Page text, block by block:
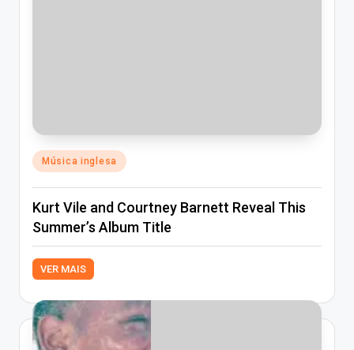
Posted
in
Música inglesa
Kurt Vile and Courtney Barnett Reveal This
Summer’s Album Title
VER MAIS